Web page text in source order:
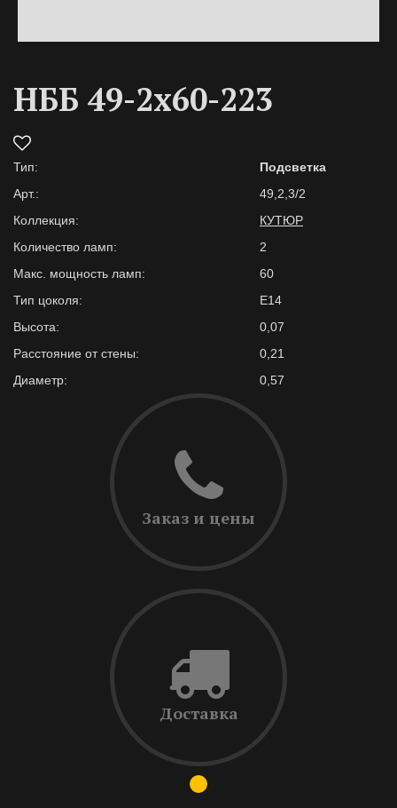
НББ 49-2х60-223
Тип:
Подсветка
Арт.:
49,2,3/2
Коллекция:
КУТЮР
Количество ламп:
2
Макс. мощность ламп:
60
Тип цоколя:
E14
Высота:
0,07
Расстояние от стены:
0,21
Диаметр:
0,57
Заказ и цены
Доставка